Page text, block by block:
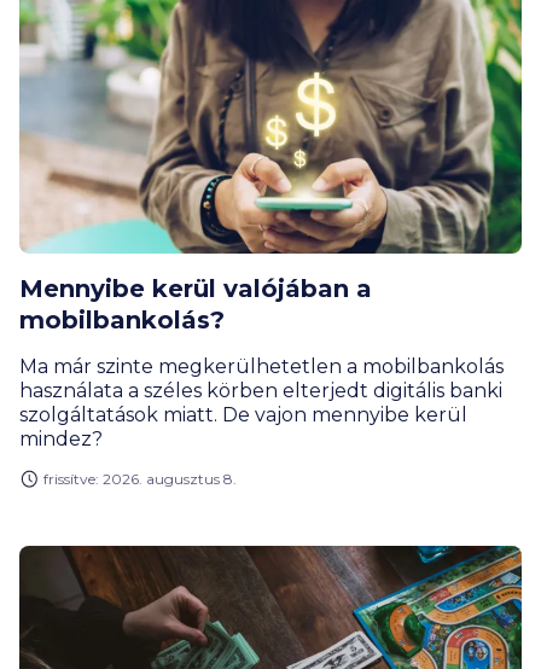
Mennyibe kerül valójában a
mobilbankolás?
Ma már szinte megkerülhetetlen a mobilbankolás
használata a széles körben elterjedt digitális banki
szolgáltatások miatt. De vajon mennyibe kerül
mindez?
frissítve: 2026. augusztus 8.